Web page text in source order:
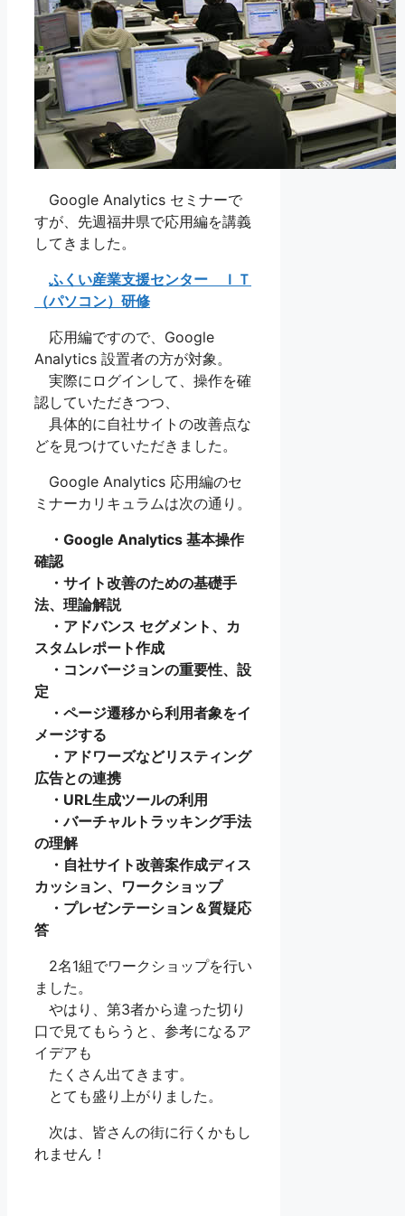
Google Analytics セミナーで
すが、先週福井県で応用編を講義
してきました。
ふくい産業支援センター ＩＴ
（パソコン）研修
応用編ですので、Google
Analytics 設置者の方が対象。
実際にログインして、操作を確
認していただきつつ、
具体的に自社サイトの改善点な
どを見つけていただきました。
Google Analytics 応用編のセ
ミナーカリキュラムは次の通り。
・Google Analytics 基本操作
確認
・サイト改善のための基礎手
法、理論解説
・アドバンス セグメント、カ
スタムレポート作成
・コンバージョンの重要性、設
定
・ページ遷移から利用者象をイ
メージする
・アドワーズなどリスティング
広告との連携
・URL生成ツールの利用
・バーチャルトラッキング手法
の理解
・自社サイト改善案作成ディス
カッション、ワークショップ
・プレゼンテーション＆質疑応
答
2名1組でワークショップを行い
ました。
やはり、第3者から違った切り
口で見てもらうと、参考になるア
イデアも
たくさん出てきます。
とても盛り上がりました。
次は、皆さんの街に行くかもし
れません！